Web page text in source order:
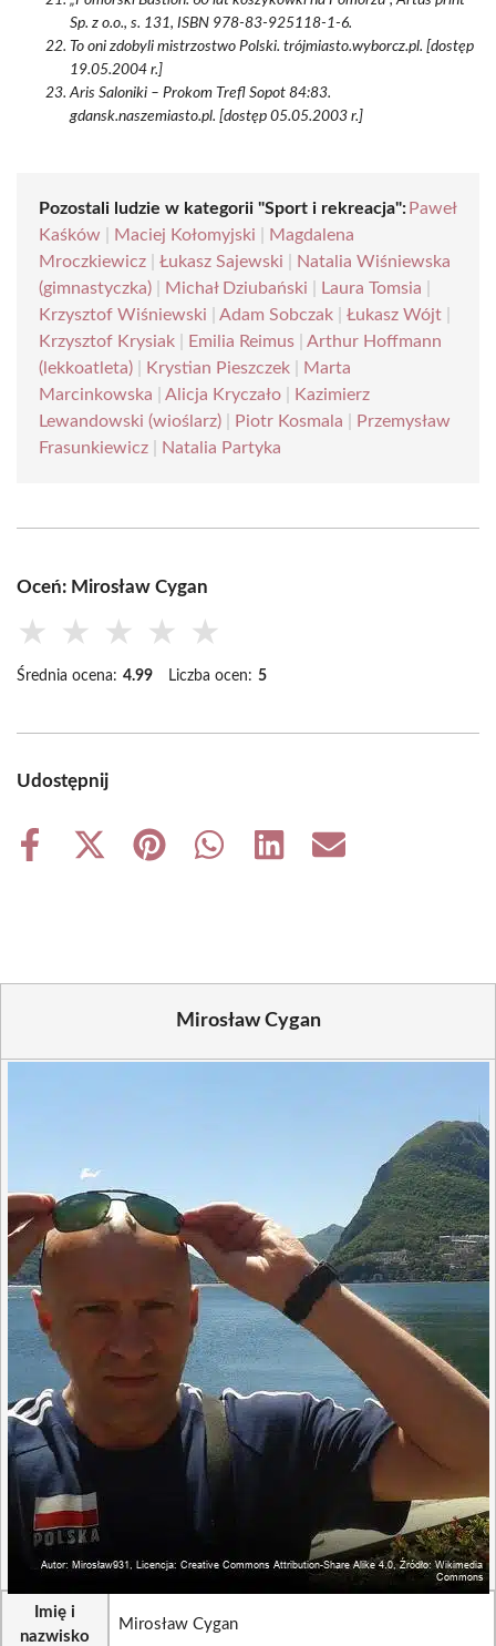
Sp. z o.o., s. 131, ISBN 978-83-925118-1-6.
To oni zdobyli mistrzostwo Polski. trójmiasto.wyborcz.pl. [dostęp
19.05.2004 r.]
Aris Saloniki – Prokom Trefl Sopot 84:83.
gdansk.naszemiasto.pl. [dostęp 05.05.2003 r.]
Pozostali ludzie w kategorii "Sport i rekreacja": Paweł
Kaśków
Maciej Kołomyjski
Magdalena
Mroczkiewicz
Łukasz Sajewski
Natalia Wiśniewska
(gimnastyczka)
Michał Dziubański Laura Tomsia
Krzysztof Wiśniewski
Adam Sobczak Łukasz Wójt
Krzysztof Krysiak
Emilia Reimus
Arthur Hoffmann
(lekkoatleta)
Krystian Pieszczek
Marta
Marcinkowska
Alicja Kryczało
Kazimierz
Lewandowski (wioślarz)
Piotr Kosmala
Przemysław
Frasunkiewicz
Natalia Partyka
Oceń: Mirosław Cygan
★ ★ ★ ★ ★
Średnia ocena: 4.99 Liczba ocen: 5
Udostępnij
Share
Share
Share
Share
Share
Share
Mirosław Cygan
Imię i
nazwisko
Mirosław Cygan